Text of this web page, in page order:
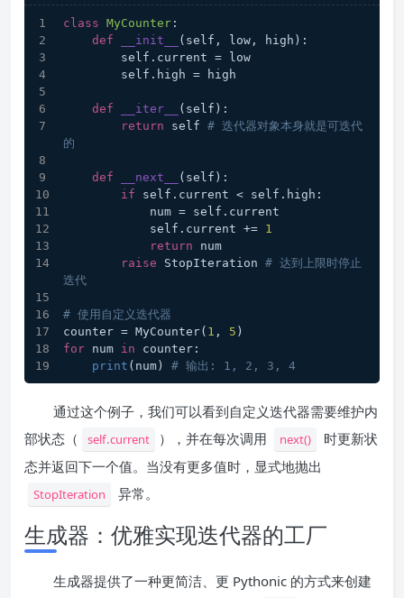
class MyCounter :
def
__init__ ( self, low, high ):
        self.current = low
        self.high = high
def __iter__ ( self ):
return self # 迭代器对象本身就是可迭代
的
def __next__ ( self ):
if self.current < self.high:
            num = self.current
            self.current +=
1
return num
raise StopIteration # 达到上限时停止
迭代
# 使用自定义迭代器
counter = MyCounter( 1 , 5 )
for num in counter:
print (num) # 输出: 1, 2, 3, 4
通过这个例子，我们可以看到自定义迭代器需要维护内
部状态（
self.current ），并在每次调用 next()
时更新状
态并返回下一个值。当没有更多值时，显式地抛出
StopIteration 异常。
生成器：优雅实现迭代器的工厂
生成器提供了一种更简洁、更 Pythonic 的方式来创建